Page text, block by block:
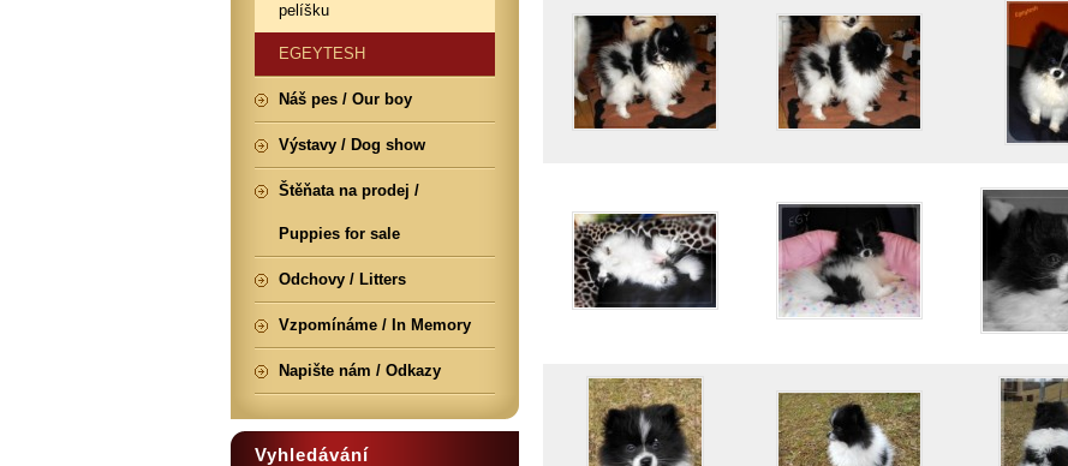
pelíšku
EGEYTESH
Náš pes / Our boy
Výstavy / Dog show
Štěňata na prodej /
Puppies for sale
Odchovy / Litters
Vzpomínáme / In Memory
Napište nám / Odkazy
Vyhledávání